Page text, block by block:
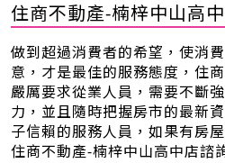
住商不動產-楠梓中山高
做到超過消費者的希望，使消
意，才是最佳的服務態度，住
嚴厲要求從業人員，需要不斷
力，並且隨時把握房市的最新
子信賴的服務人員，如果有房
住商不動產-楠梓中山高中店諮